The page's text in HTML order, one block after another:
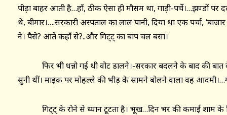
पीड़ा बाहर आती है…हाँ, ठीक ऐसा ही मौसम था, गाड़ी-पर्चे।…झण्डों पर
थे, बीमार।….सरकारी अस्पताल का लाल पानी, दिया था एक पर्चा,
ने। पैसे? आते कहाँ से?..और गिट्ट् का बाप चल बसा।
फिर भी धन्नो गई थी वोट डालने।-सरकार बदलने के बाद की बात
सुनी थीं। माइक पर मोहल्ले की भीड़ के सामने बोलने वाला वह
गिट्ट् के रोने से ध्यान टूटता है। भूख…दिन भर की कमाई शाम के